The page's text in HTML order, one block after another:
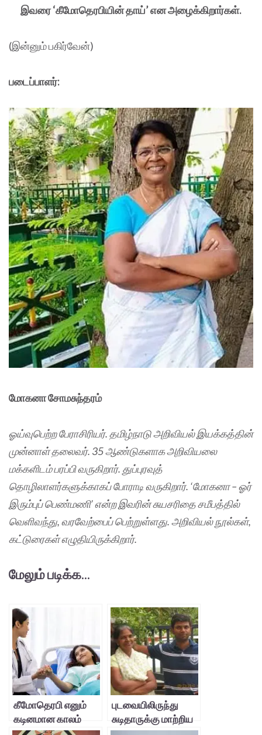
இவரை ‘கீமோதெரபியின் தாய்’ என அழைக்கிறார்கள்.
(இன்னும் பகிர்வேன்)
படைப்பாளர்:
மோகனா சோமசுந்தரம்
ஓய்வுபெற்ற பேராசிரியர். தமிழ்நாடு அறிவியல் இயக்கத்தின்
முன்னாள் தலைவர். 35 ஆண்டுகளாக அறிவியலை
மக்களிடம் பரப்பி வருகிறார். துப்புரவுத்
தொழிலாளர்களுக்காகப் போராடி வருகிறார். ‘மோகனா – ஓர்
இரும்புப் பெண்மணி’ என்ற இவரின் சுயசரிதை சமீபத்தில்
வெளிவந்து, வரவேற்பைப் பெற்றுள்ளது. அறிவியல் நூல்கள்,
கட்டுரைகள் எழுதியிருக்கிறார்.
மேலும் படிக்க...
கீமோதெரபி எனும்
கடினமான காலம்
புடவையிலிருந்து
சுடிதாருக்கு மாற்றிய